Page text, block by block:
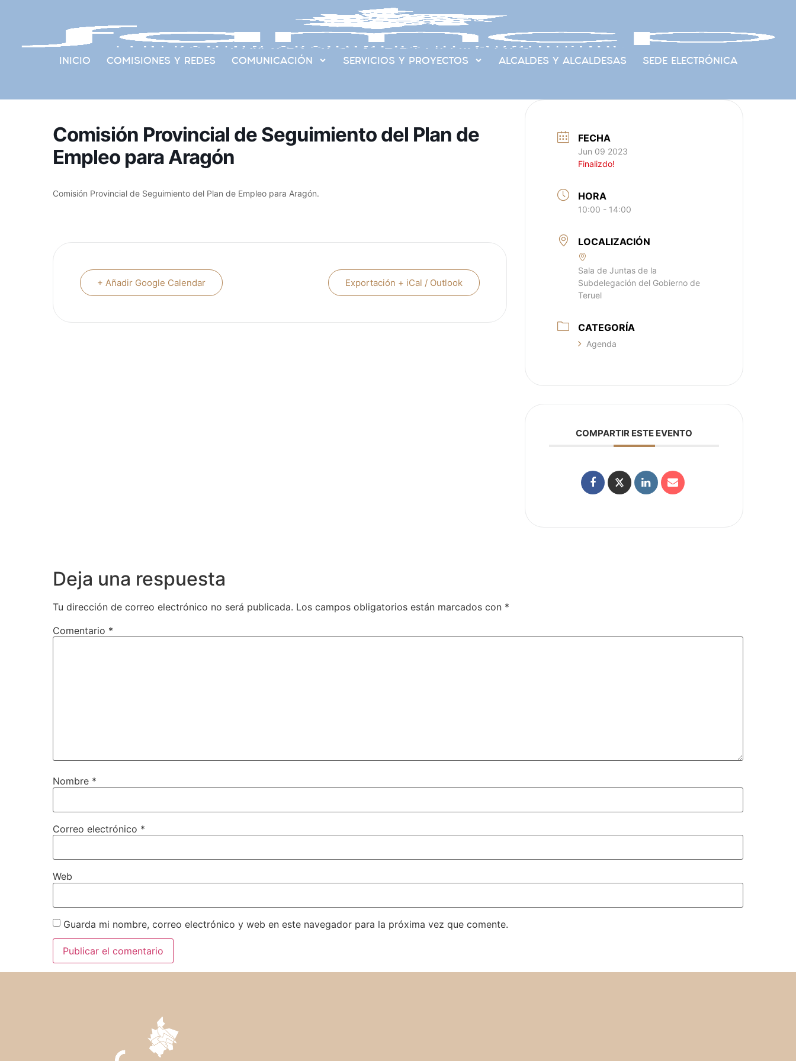
INICIO COMISIONES Y REDES COMUNICACIÓN SERVICIOS Y PROYECTOS ALCALDES Y ALCALDESAS SEDE ELECTRÓNICA
Comisión Provincial de Seguimiento del Plan de
Empleo para Aragón
Comisión Provincial de Seguimiento del Plan de Empleo para Aragón.
+ Añadir Google Calendar Exportación + iCal / Outlook
FECHA
Jun 09 2023
Finalizdo!
HORA
10:00 - 14:00
LOCALIZACIÓN
Sala de Juntas de la
Subdelegación del Gobierno de
Teruel
CATEGORÍA
Agenda
COMPARTIR ESTE EVENTO
Deja una respuesta
Tu dirección de correo electrónico no será publicada. Los campos obligatorios están marcados con *
Comentario *
Nombre *
Correo electrónico *
Web
Guarda mi nombre, correo electrónico y web en este navegador para la próxima vez que comente.